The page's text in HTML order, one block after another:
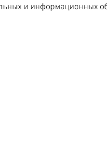
и информационных